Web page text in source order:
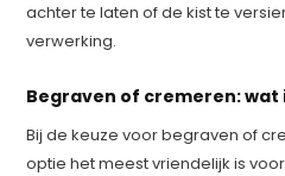
achter te laten of de kist te
verwerking.
Begraven of cremeren:
Bij de keuze voor begraven of
optie het meest vriendelijk is